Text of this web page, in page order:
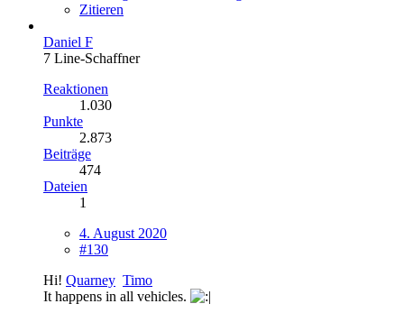
Zitieren
Daniel F
7 Line-Schaffner
Reaktionen
1.030
Punkte
2.873
Beiträge
474
Dateien
1
4. August 2020
#130
Hi! Quarney Timo
It happens in all vehicles.